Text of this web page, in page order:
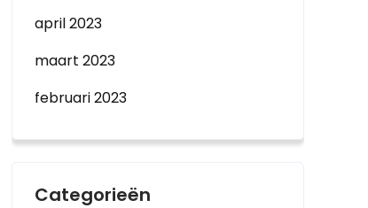
april 2023
maart 2023
februari 2023
Categorieën